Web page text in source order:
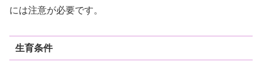
には注意が必要です。
生育条件